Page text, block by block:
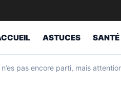
ASTUCES SANTÉ
pas encore parti, mais